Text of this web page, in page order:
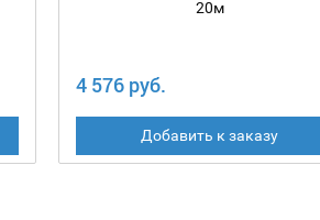
20м
4 576 руб.
Добавить к заказу